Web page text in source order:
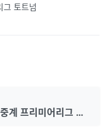
그 토트넘
실시간스포츠중계 해외축구중계 프리미어리그 토트넘 손흥민 경기 EPL 무료중계